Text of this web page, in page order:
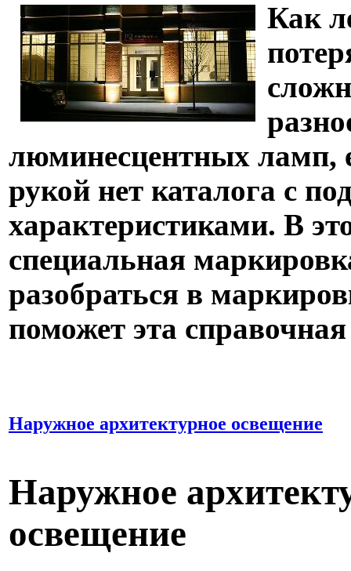
Как
люминесцентных ламп,
рукой нет каталога с
характеристиками. В
специальная
разобраться в
поможет эта справочная
Наружное архитектурное освещение
Наружное
освещение